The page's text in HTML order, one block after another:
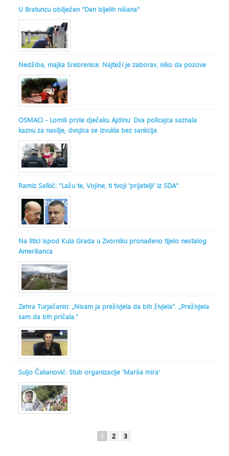
U Bratuncu obilježen "Dan bijelih nišana"
Nedžiba, majka Srebrenice: Najteži je zaborav, niko da pozove
OSMACI - Lomili prste dječaku Ajdinu: Dva policajca saznala
kaznu za nasilje, dvojica se izvukla bez sankcija
Ramiz Salkić: "Lažu te, Vojine, ti tvoji 'prijatelji' iz SDA"
Na litici ispod Kula Grada u Zvorniku pronađeno tijelo nestalog
Amerikanca
Zehra Turjačanin: „Nisam ja preživjela da bih živjela“. „Preživjela
sam da bih pričala.“
Suljo Čakanović: Stub organizacije 'Marša mira'
1 2 3